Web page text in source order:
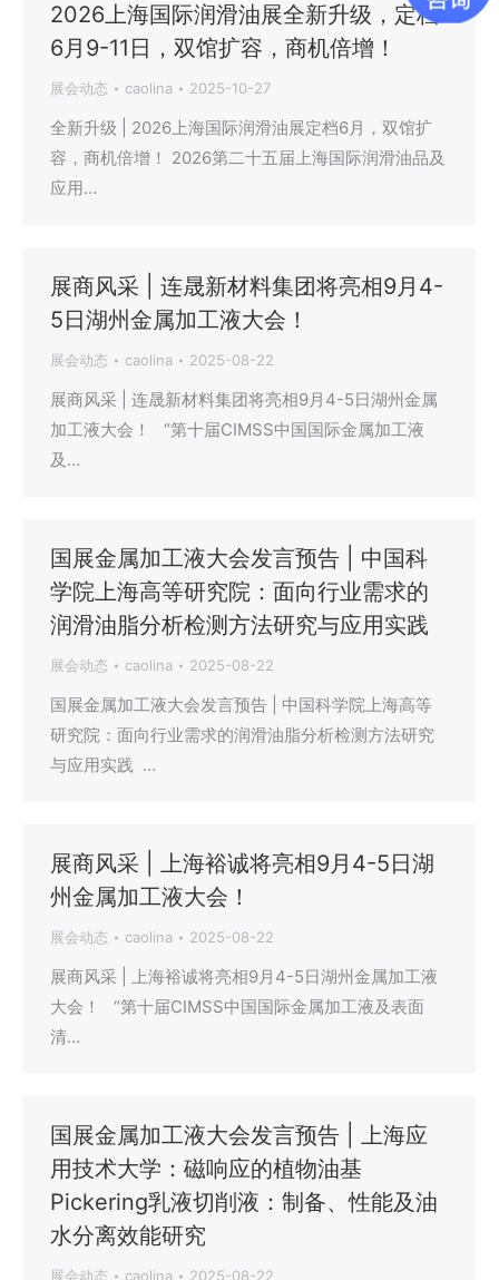
2026上海国际润滑油展全新升级，定档
6月9-11日，双馆扩容，商机倍增！
展会动态 caolina 2025-10-27
全新升级 | 2026上海国际润滑油展定档6月，双馆扩
容，商机倍增！ 2026第二十五届上海国际润滑油品及
应用…
展商风采 | 连晟新材料集团将亮相9月4-
5日湖州金属加工液大会！
展会动态 caolina 2025-08-22
展商风采 | 连晟新材料集团将亮相9月4-5日湖州金属
加工液大会！ “第十届CIMSS中国国际金属加工液
及…
国展金属加工液大会发言预告 | 中国科
学院上海高等研究院：面向行业需求的
润滑油脂分析检测方法研究与应用实践
展会动态 caolina 2025-08-22
国展金属加工液大会发言预告 | 中国科学院上海高等
研究院：面向行业需求的润滑油脂分析检测方法研究
与应用实践 …
展商风采 | 上海裕诚将亮相9月4-5日湖
州金属加工液大会！
展会动态 caolina 2025-08-22
展商风采 | 上海裕诚将亮相9月4-5日湖州金属加工液
大会！ “第十届CIMSS中国国际金属加工液及表面
清…
国展金属加工液大会发言预告 | 上海应
用技术大学：磁响应的植物油基
Pickering乳液切削液：制备、性能及油
水分离效能研究
展会动态 caolina 2025-08-22